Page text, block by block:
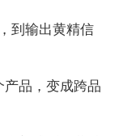
输出黄精信
品，变成跨品